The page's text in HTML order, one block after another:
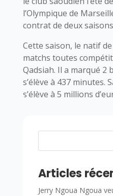
l’Olympique de
contrat de deux
Cette saison, le natif
matchs toutes
Qadsiah. Il a marqué 2
s’élève à 437 minutes.
s’élève à 5 millions
Articles
Jerry Ngoua Ngoua